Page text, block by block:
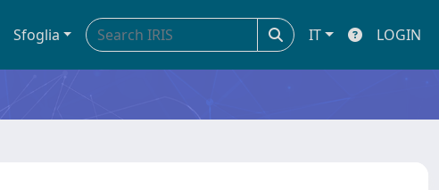
Sfoglia IT LOGIN